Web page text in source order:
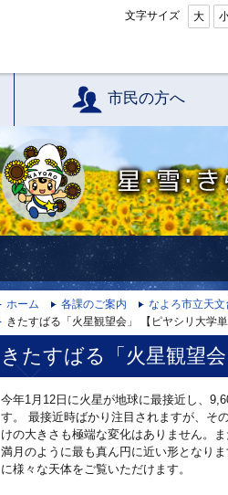
文字サイズ 大
市民の方へ
ホーム 各課のご案内 なよろ市立天文
きたすばる「火星観望会」 【ピヤシリ大学
きたすばる「火星観望
今年1月12日に火星が地球に最接近し、
す。 最接近時ばかり注目されますが、そ
けの大きさも極端な変化はありません。
満月のように最も真ん円に近い形となり
に様々な天体をご覧いただけます。